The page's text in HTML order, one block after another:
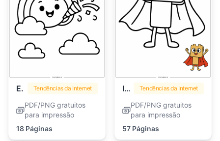
Emoji Tendências da Internet
PDF/PNG gratuitos
para impressão
18 Páginas
lankybox Tendências da Internet
PDF/PNG gratuitos
para impressão
57 Páginas